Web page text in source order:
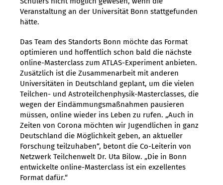
Veranstaltung an der Universität Bonn stattgefunden
hätte.
Das Team des Standorts Bonn möchte das Format
optimieren und hoffentlich schon bald die nächste
online-Masterclass zum ATLAS-Experiment anbieten.
Zusätzlich ist die Zusammenarbeit mit anderen
Universitäten in Deutschland geplant, um die vielen
Teilchen- und Astroteilchenphysik-Masterclasses, die
wegen der Eindämmungsmaßnahmen pausieren
müssen, online wieder ins Leben zu rufen. „Auch in
Zeiten von Corona möchten wir Jugendlichen in ganz
Deutschland die Möglichkeit geben, an aktueller
Forschung teilzuhaben“, betont die Co-Leiterin von
Netzwerk Teilchenwelt Dr. Uta Bilow. „Die in Bonn
entwickelte online-Masterclass ist ein exzellentes
Format dafür.“